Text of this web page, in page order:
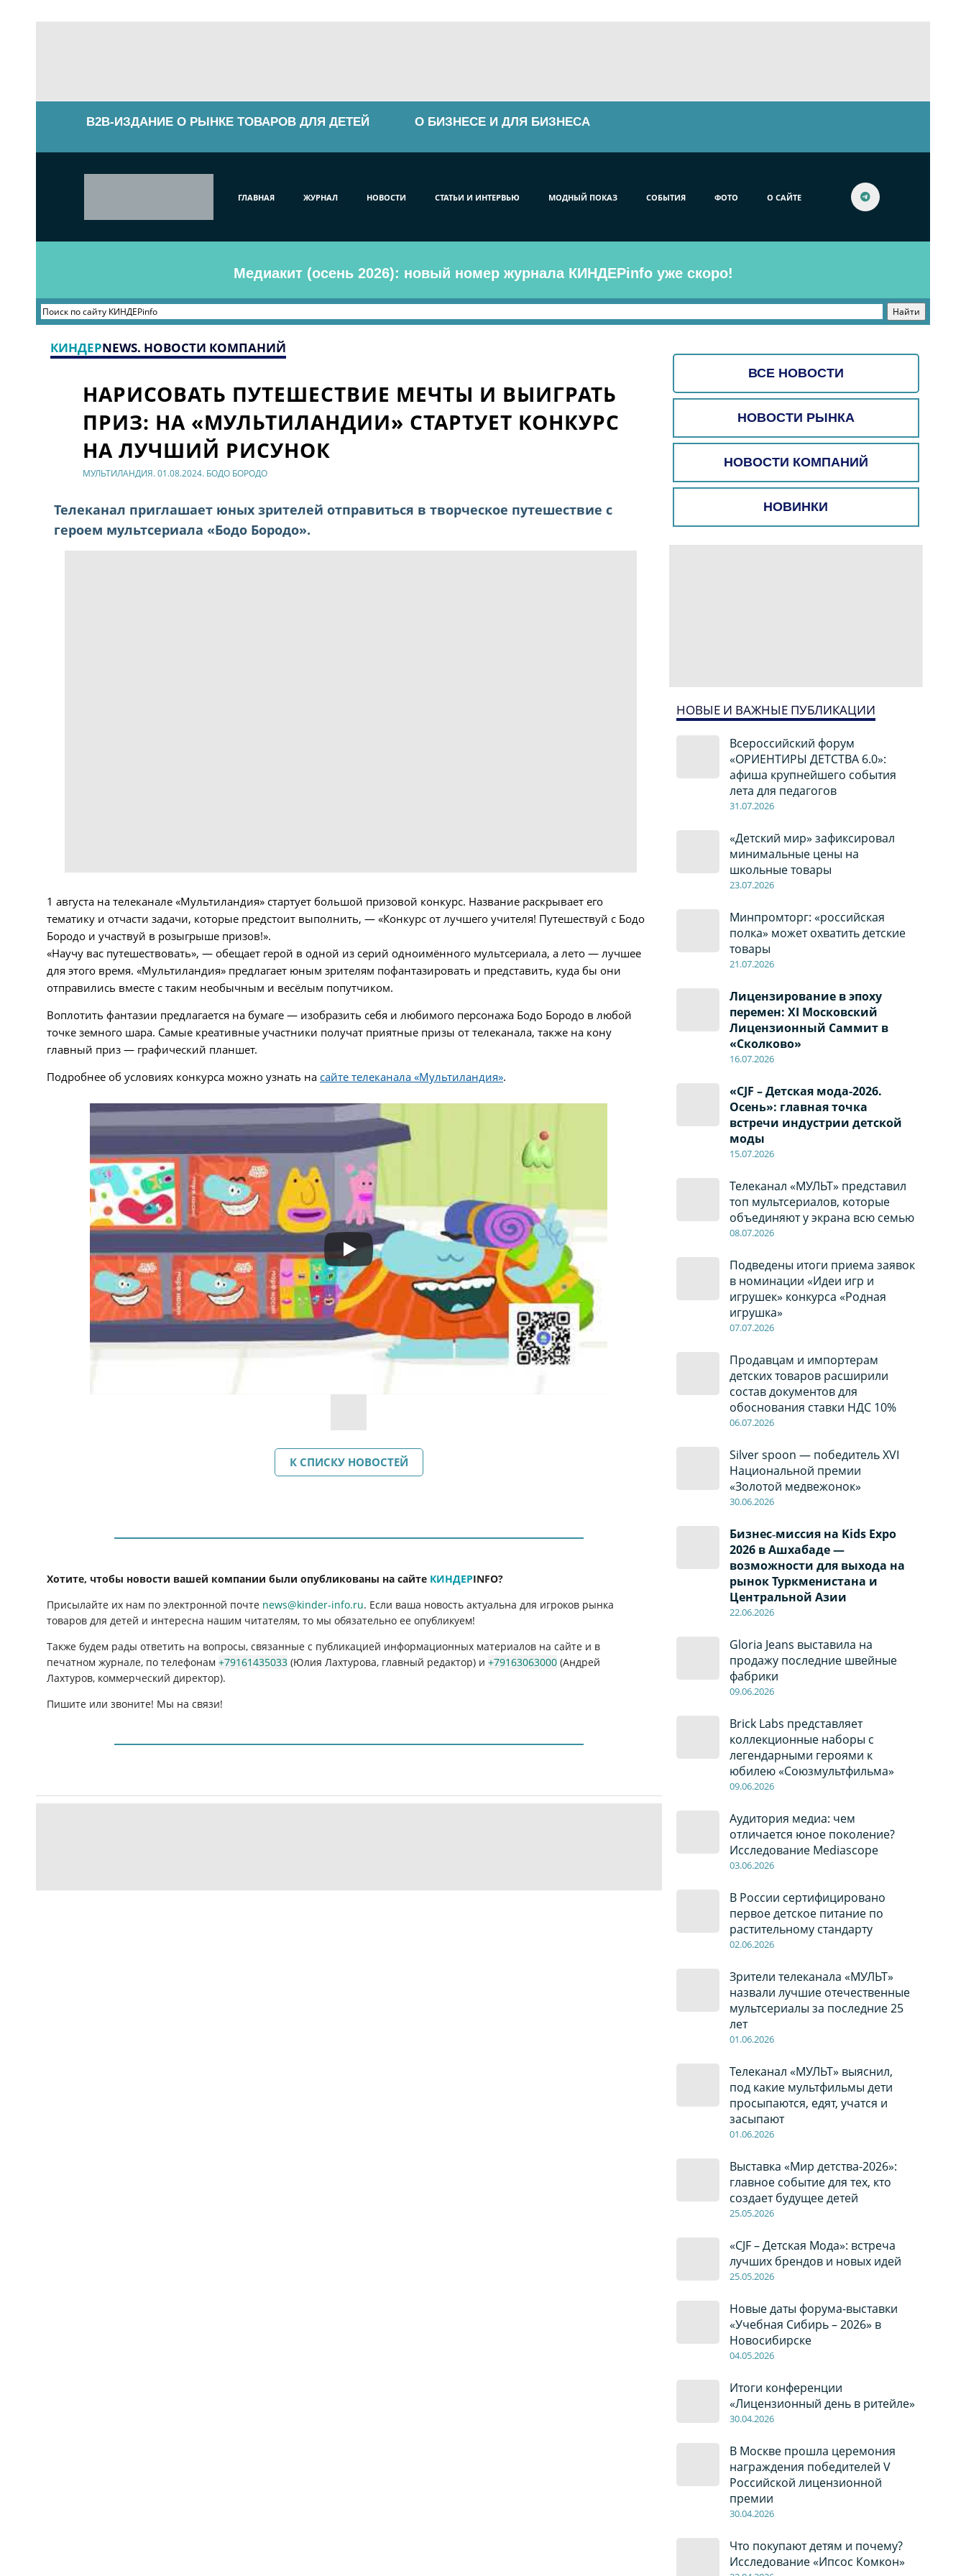
B2B-ИЗДАНИЕ О РЫНКЕ ТОВАРОВ ДЛЯ ДЕТЕЙ О БИЗНЕСЕ И ДЛЯ БИЗНЕСА
ГЛАВНАЯ ЖУРНАЛ НОВОСТИ СТАТЬИ И ИНТЕРВЬЮ МОДНЫЙ ПОКАЗ СОБЫТИЯ ФОТО О САЙТЕ
Медиакит (осень 2026): новый номер журнала КИНДЕРinfo уже скоро!
ВСЕ НОВОСТИ
НОВОСТИ РЫНКА
НОВОСТИ КОМПАНИЙ
НОВИНКИ
НОВЫЕ И ВАЖНЫЕ ПУБЛИКАЦИИ
Всероссийский форум
«ОРИЕНТИРЫ ДЕТСТВА 6.0»:
афиша крупнейшего события
лета для педагогов
31.07.2026
«Детский мир» зафиксировал
минимальные цены на
школьные товары
23.07.2026
Минпромторг: «российская
полка» может охватить детские
товары
21.07.2026
Лицензирование в эпоху
перемен: XI Московский
Лицензионный Саммит в
«Сколково»
16.07.2026
«CJF – Детская мода-2026.
Осень»: главная точка
встречи индустрии детской
моды
15.07.2026
Телеканал «МУЛЬТ» представил
топ мультсериалов, которые
объединяют у экрана всю семью
08.07.2026
Подведены итоги приема заявок
в номинации «Идеи игр и
игрушек» конкурса «Родная
игрушка»
07.07.2026
Продавцам и импортерам
детских товаров расширили
состав документов для
обоснования ставки НДС 10%
06.07.2026
Silver spoon — победитель XVI
Национальной премии
«Золотой медвежонок»
30.06.2026
Бизнес‑миссия на Kids Expo
2026 в Ашхабаде —
возможности для выхода на
рынок Туркменистана и
Центральной Азии
22.06.2026
Gloria Jeans выставила на
продажу последние швейные
фабрики
09.06.2026
Brick Labs представляет
коллекционные наборы с
легендарными героями к
юбилею «Союзмультфильма»
09.06.2026
Аудитория медиа: чем
отличается юное поколение?
Исследование Mediascope
03.06.2026
В России сертифицировано
первое детское питание по
растительному стандарту
02.06.2026
Зрители телеканала «МУЛЬТ»
назвали лучшие отечественные
мультсериалы за последние 25
лет
01.06.2026
Телеканал «МУЛЬТ» выяснил,
под какие мультфильмы дети
просыпаются, едят, учатся и
засыпают
01.06.2026
Выставка «Мир детства-2026»:
главное событие для тех, кто
создает будущее детей
25.05.2026
«CJF – Детская Мода»: встреча
лучших брендов и новых идей
25.05.2026
Новые даты форума-выставки
«Учебная Сибирь – 2026» в
Новосибирске
04.05.2026
Итоги конференции
«Лицензионный день в ритейле»
30.04.2026
В Москве прошла церемония
награждения победителей V
Российской лицензионной
премии
30.04.2026
Что покупают детям и почему?
Исследование «Ипсос Комкон»
КИНДЕРNEWS. НОВОСТИ КОМПАНИЙ
НАРИСОВАТЬ ПУТЕШЕСТВИЕ МЕЧТЫ И ВЫИГРАТЬ
ПРИЗ: НА «МУЛЬТИЛАНДИИ» СТАРТУЕТ КОНКУРС
НА ЛУЧШИЙ РИСУНОК
МУЛЬТИЛАНДИЯ. 01.08.2024. БОДО БОРОДО
Телеканал приглашает юных зрителей отправиться в творческое путешествие с
героем мультсериала «Бодо Бородо».
1 августа на телеканале «Мультиландия» стартует большой призовой конкурс. Название раскрывает его
тематику и отчасти задачи, которые предстоит выполнить, — «Конкурс от лучшего учителя! Путешествуй с Бодо
Бородо и участвуй в розыгрыше призов!».
«Научу вас путешествовать», — обещает герой в одной из серий одноимённого мультсериала, а лето — лучшее
для этого время. «Мультиландия» предлагает юным зрителям пофантазировать и представить, куда бы они
отправились вместе с таким необычным и весёлым попутчиком.
Воплотить фантазии предлагается на бумаге — изобразить себя и любимого персонажа Бодо Бородо в любой
точке земного шара. Самые креативные участники получат приятные призы от телеканала, также на кону
главный приз — графический планшет.
Подробнее об условиях конкурса можно узнать на сайте телеканала «Мультиландия».
К СПИСКУ НОВОСТЕЙ
Хотите, чтобы новости вашей компании были опубликованы на сайте КИНДЕРINFO?
Присылайте их нам по электронной почте news@kinder-info.ru. Если ваша новость актуальна для игроков рынка
товаров для детей и интересна нашим читателям, то мы обязательно ее опубликуем!
Также будем рады ответить на вопросы, связанные с публикацией информационных материалов на сайте и в
печатном журнале, по телефонам+79161435033 (Юлия Лахтурова, главный редактор) и+79163063000 (Андрей
Лахтуров, коммерческий директор).
Пишите или звоните! Мы на связи!